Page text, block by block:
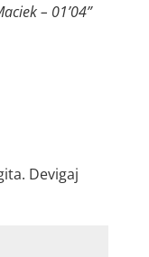
– 01’04”
Devigaj